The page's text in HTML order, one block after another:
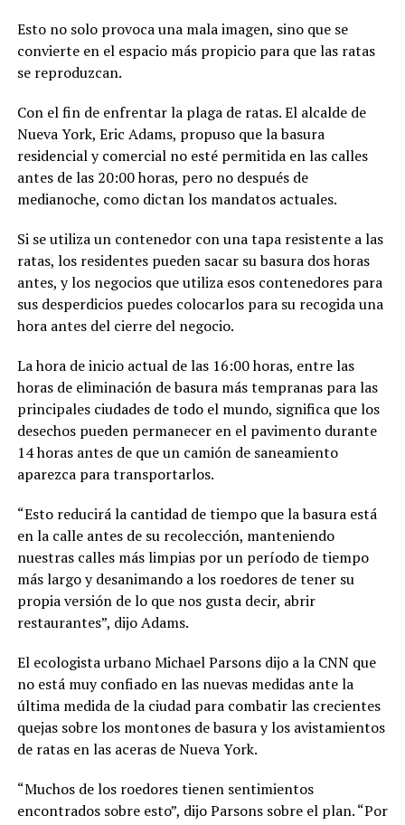
Esto no solo provoca una mala imagen, sino que se
convierte en el espacio más propicio para que las ratas
se reproduzcan.
Con el fin de enfrentar la plaga de ratas. El alcalde de
Nueva York, Eric Adams, propuso que la basura
residencial y comercial no esté permitida en las calles
antes de las 20:00 horas, pero no después de
medianoche, como dictan los mandatos actuales.
Si se utiliza un contenedor con una tapa resistente a las
ratas, los residentes pueden sacar su basura dos horas
antes, y los negocios que utiliza esos contenedores para
sus desperdicios puedes colocarlos para su recogida una
hora antes del cierre del negocio.
La hora de inicio actual de las 16:00 horas, entre las
horas de eliminación de basura más tempranas para las
principales ciudades de todo el mundo, significa que los
desechos pueden permanecer en el pavimento durante
14 horas antes de que un camión de saneamiento
aparezca para transportarlos.
“Esto reducirá la cantidad de tiempo que la basura está
en la calle antes de su recolección, manteniendo
nuestras calles más limpias por un período de tiempo
más largo y desanimando a los roedores de tener su
propia versión de lo que nos gusta decir, abrir
restaurantes”, dijo Adams.
El ecologista urbano Michael Parsons dijo a la CNN que
no está muy confiado en las nuevas medidas ante la
última medida de la ciudad para combatir las crecientes
quejas sobre los montones de basura y los avistamientos
de ratas en las aceras de Nueva York.
“Muchos de los roedores tienen sentimientos
encontrados sobre esto”, dijo Parsons sobre el plan. “Por